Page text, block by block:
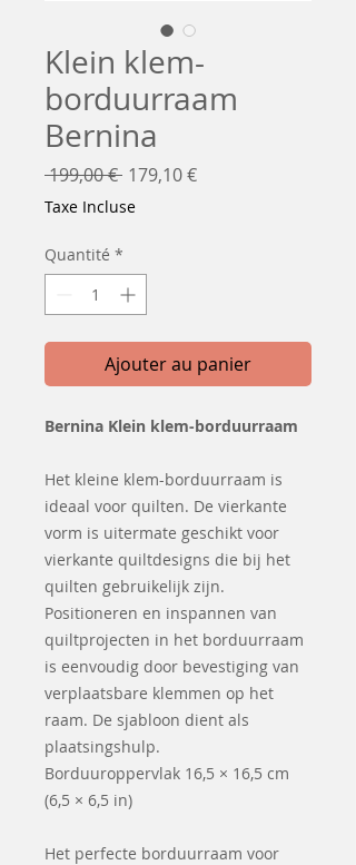
Klein klem-
borduurraam
Bernina
199,00 € Prix
original
179,10 €Prix
Taxe Incluse
Quantité *
Ajouter au panier
Bernina Klein klem-borduurraam
Het kleine klem-borduurraam is
ideaal voor quilten. De vierkante
vorm is uitermate geschikt voor
vierkante quiltdesigns die bij het
quilten gebruikelijk zijn.
Positioneren en inspannen van
quiltprojecten in het borduurraam
is eenvoudig door bevestiging van
verplaatsbare klemmen op het
raam. De sjabloon dient als
plaatsingshulp.
Borduuroppervlak 16,5 × 16,5 cm
(6,5 × 6,5 in)
Het perfecte borduurraam voor